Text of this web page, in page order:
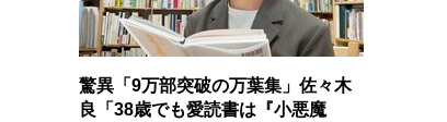
驚異「9万部突破の万葉集」佐々木
良「38歳でも愛読書は『小悪魔